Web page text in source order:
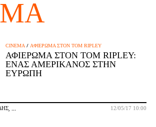
CINEMA /ΑΦΙΈΡΩΜΑ ΣΤΟΝ TOM RIPLEY
ΑΦΙΈΡΩΜΑ ΣΤΟΝ TOM RIPLEY:
ΈΝΑΣ ΑΜΕΡΙΚΆΝΟΣ ΣΤΗΝ
ΕΥΡΏΠΗ
12/05/17 10:00